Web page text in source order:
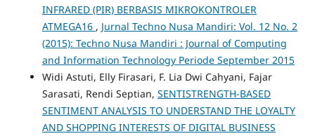
INFRARED (PIR) BERBASIS MIKROKONTROLER
ATMEGA16 , Jurnal Techno Nusa Mandiri: Vol. 12 No. 2
(2015): Techno Nusa Mandiri : Journal of Computing
and Information Technology Periode September 2015
Widi Astuti, Elly Firasari, F. Lia Dwi Cahyani, Fajar
Sarasati, Rendi Septian, SENTISTRENGTH-BASED
SENTIMENT ANALYSIS TO UNDERSTAND THE LOYALTY
AND SHOPPING INTERESTS OF DIGITAL BUSINESS